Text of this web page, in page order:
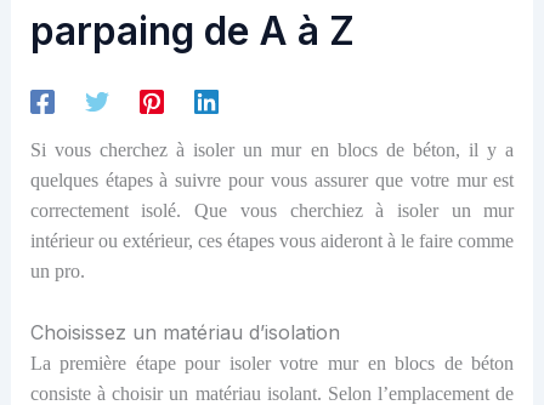
parpaing de A à Z
Si vous cherchez à isoler un mur en blocs de béton, il y a
quelques étapes à suivre pour vous assurer que votre mur est
correctement isolé. Que vous cherchiez à isoler un mur
intérieur ou extérieur, ces étapes vous aideront à le faire comme
un pro.
Choisissez un matériau d’isolation
La première étape pour isoler votre mur en blocs de béton
consiste à choisir un matériau isolant. Selon l’emplacement de